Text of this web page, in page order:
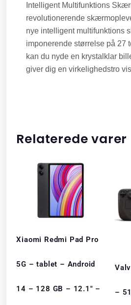
Intelligent Multifunktions
revolutionerende
nye intelligent multifunktions
imponerende størrelse på 27
kan du nyde en krystalklar
giver dig en virkelighedstro
Relaterede varer
Xiaomi Redmi Pad Pro
5G – tablet – Android
14 – 128 GB – 12.1″ – –